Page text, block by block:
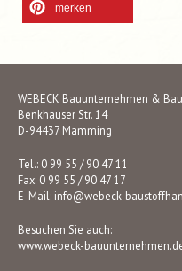
merken
WEBECK Bauunternehmen &
Benkhauser Str. 14
D-94437 Mamming
Tel.: 0 99 55 / 90 47 11
Fax: 0 99 55 / 90 47 17
E-Mail: info@webeck-
Besuchen Sie auch:
www.webeck-